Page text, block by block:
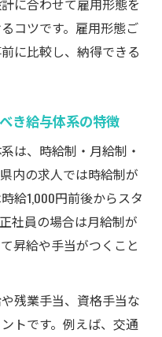
に合わせて雇用形態を
コツです。雇用形態ご
に比較し、納得できる
き給与体系の特徴
は、時給制・月給制・
内の求人では時給制が
給1,000円前後からスタ
社員の場合は月給制が
昇給や手当がつくこと
残業手当、資格手当な
トです。例えば、交通